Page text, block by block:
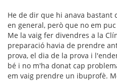
He de dir que hi anava bastant
en general, però que no em
Me la vaig fer divendres a la
preparació havia de prendre
prova, el dia de la prova i
bé i no m'ha donat cap
em vaig prendre un ibuprofè.